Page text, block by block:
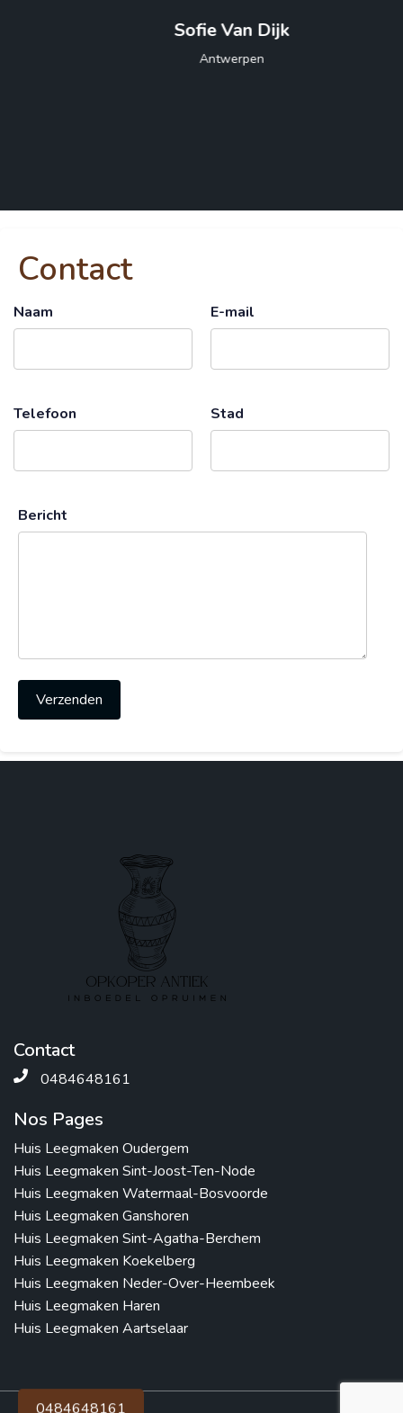
0484648161
Sofie Van Dijk
Antwerpen
Contact
Naam E-mail
Telefoon Stad
Bericht
Verzenden
Contact
0484648161
Nos Pages
Huis Leegmaken Oudergem
Huis Leegmaken Sint-Joost-Ten-Node
Huis Leegmaken Watermaal-Bosvoorde
Huis Leegmaken Ganshoren
Huis Leegmaken Sint-Agatha-Berchem
Huis Leegmaken Koekelberg
Huis Leegmaken Neder-Over-Heembeek
Huis Leegmaken Haren
Huis Leegmaken Aartselaar